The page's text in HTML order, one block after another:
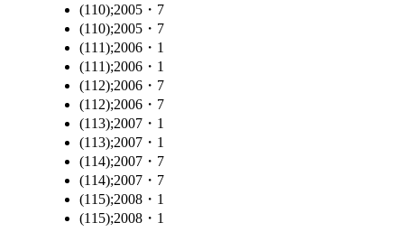
(110);2005・7
(110);2005・7
(111);2006・1
(111);2006・1
(112);2006・7
(112);2006・7
(113);2007・1
(113);2007・1
(114);2007・7
(114);2007・7
(115);2008・1
(115);2008・1